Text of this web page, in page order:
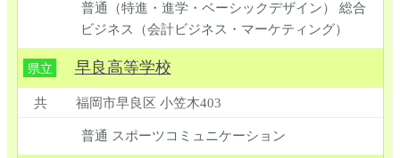
普通（特進・進学・ベーシックデザイン） 総合
ビジネス（会計ビジネス・マーケティング）
県立 早良高等学校
共 福岡市早良区 小笠木403
普通 スポーツコミュニケーション